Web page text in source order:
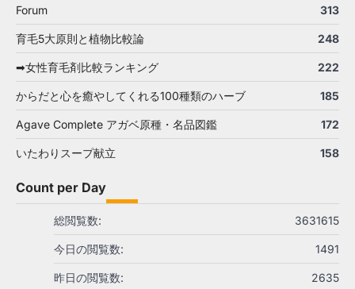
Forum 313
育毛5大原則と植物比較論 248
➡女性育毛剤比較ランキング 222
からだと心を癒やしてくれる100種類のハーブ 185
Agave Complete アガベ原種・名品図鑑 172
いたわりスープ献立 158
Count per Day
3631615
総閲覧数:
1491
今日の閲覧数:
2635
昨日の閲覧数: